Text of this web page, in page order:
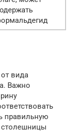
вида
Важно
правильную
столешницы